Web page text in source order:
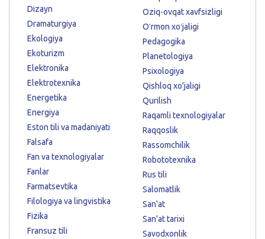
Dizayn
Dramaturgiya
Ekologiya
Ekoturizm
Elektronika
Elektrotexnika
Energetika
Energiya
Eston tili va madaniyati
Falsafa
Fan va texnologiyalar
Fanlar
Farmatsevtika
Filologiya va lingvistika
Fizika
Fransuz tili
Oziq-ovqat xavfsizligi
Oʻrmon xoʻjaligi
Pedagogika
Planetologiya
Psixologiya
Qishloq xo'jaligi
Qurilish
Raqamli texnologiyalar
Raqqoslik
Rassomchilik
Robototexnika
Rus tili
Salomatlik
San'at
San'at tarixi
Savodxonlik